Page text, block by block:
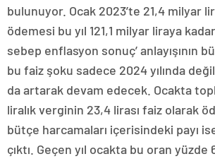
bulunuyor. Ocak 2023’te 21,4 milyar
ödemesi bu yıl 121,1 milyar liraya kadar
sebep enflasyon sonuç’ anlayışının
bu faiz şoku sadece 2024 yılında
da artarak devam edecek. Ocakta
liralık verginin 23,4 lirası faiz olarak
bütçe harcamaları içerisindeki payı
çıktı. Geçen yıl ocakta bu oran yüzde